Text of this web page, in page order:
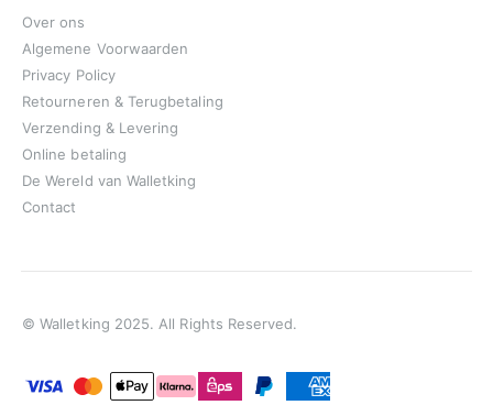
Over ons
Algemene Voorwaarden
Privacy Policy
Retourneren & Terugbetaling
Verzending & Levering
Online betaling
De Wereld van Walletking
Contact
© Walletking 2025. All Rights Reserved.